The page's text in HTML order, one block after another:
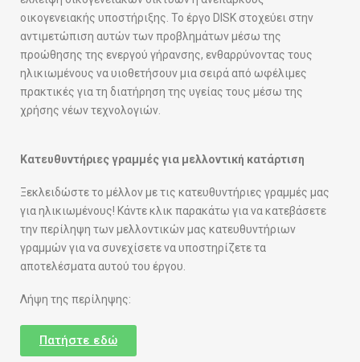
οικογενειακής υποστήριξης. Το έργο DISK στοχεύει στην
αντιμετώπιση αυτών των προβλημάτων μέσω της
προώθησης της ενεργού γήρανσης, ενθαρρύνοντας τους
ηλικιωμένους να υιοθετήσουν μια σειρά από ωφέλιμες
πρακτικές για τη διατήρηση της υγείας τους μέσω της
χρήσης νέων τεχνολογιών.
Κατευθυντήριες γραμμές για μελλοντική κατάρτιση
Ξεκλειδώστε το μέλλον με τις κατευθυντήριες γραμμές μας
για ηλικιωμένους! Κάντε κλικ παρακάτω για να κατεβάσετε
την περίληψη των μελλοντικών μας κατευθυντήριων
γραμμών για να συνεχίσετε να υποστηρίζετε τα
αποτελέσματα αυτού του έργου.
Λήψη της περίληψης:
Πατήστε εδώ